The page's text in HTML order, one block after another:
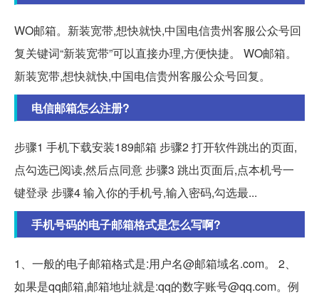
WO邮箱。新装宽带,想快就快,中国电信贵州客服公众号回
复关键词“新装宽带”可以直接办理,方便快捷。 WO邮箱。
新装宽带,想快就快,中国电信贵州客服公众号回复。
电信邮箱怎么注册?
步骤1 手机下载安装189邮箱 步骤2 打开软件跳出的页面,
点勾选已阅读,然后点同意 步骤3 跳出页面后,点本机号一
键登录 步骤4 输入你的手机号,输入密码,勾选最...
手机号码的电子邮箱格式是怎么写啊?
1、一般的电子邮箱格式是:用户名@邮箱域名.com。 2、
如果是qq邮箱,邮箱地址就是:qq的数字账号@qq.com。例